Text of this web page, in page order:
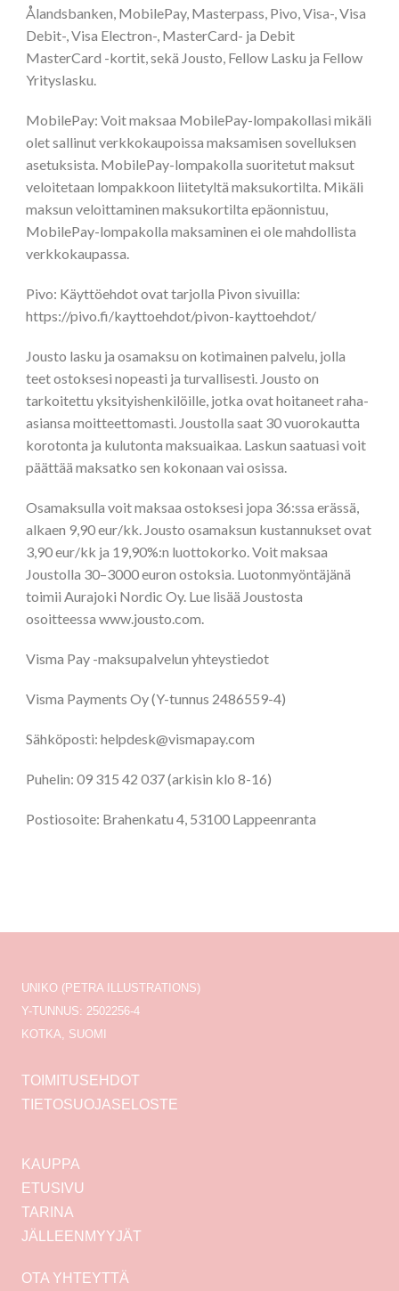
Ålandsbanken, MobilePay, Masterpass, Pivo, Visa-, Visa
Debit-, Visa Electron-, MasterCard- ja Debit
MasterCard -kortit, sekä Jousto, Fellow Lasku ja Fellow
Yrityslasku.
MobilePay: Voit maksaa MobilePay-lompakollasi mikäli
olet sallinut verkkokaupoissa maksamisen sovelluksen
asetuksista. MobilePay-lompakolla suoritetut maksut
veloitetaan lompakkoon liitetyltä maksukortilta. Mikäli
maksun veloittaminen maksukortilta epäonnistuu,
MobilePay-lompakolla maksaminen ei ole mahdollista
verkkokaupassa.
Pivo: Käyttöehdot ovat tarjolla Pivon sivuilla:
https://pivo.fi/kayttoehdot/pivon-kayttoehdot/
Jousto lasku ja osamaksu on kotimainen palvelu, jolla
teet ostoksesi nopeasti ja turvallisesti. Jousto on
tarkoitettu yksityishenkilöille, jotka ovat hoitaneet raha-
asiansa moitteettomasti. Joustolla saat 30 vuorokautta
korotonta ja kulutonta maksuaikaa. Laskun saatuasi voit
päättää maksatko sen kokonaan vai osissa.
Osamaksulla voit maksaa ostoksesi jopa 36:ssa erässä,
alkaen 9,90 eur/kk. Jousto osamaksun kustannukset ovat
3,90 eur/kk ja 19,90%:n luottokorko. Voit maksaa
Joustolla 30–3000 euron ostoksia. Luotonmyöntäjänä
toimii Aurajoki Nordic Oy. Lue lisää Joustosta
osoitteessa www.jousto.com.
Visma Pay -maksupalvelun yhteystiedot
Visma Payments Oy (Y-tunnus 2486559-4)
Sähköposti: helpdesk@vismapay.com
Puhelin: 09 315 42 037 (arkisin klo 8-16)
Postiosoite: Brahenkatu 4, 53100 Lappeenranta
UNIKO (PETRA ILLUSTRATIONS)
Y-TUNNUS: 2502256-4
KOTKA, SUOMI
TOIMITUSEHDOT
TIETOSUOJASELOSTE
KAUPPA
ETUSIVU
TARINA
JÄLLEENMYYJÄT
OTA YHTEYTTÄ